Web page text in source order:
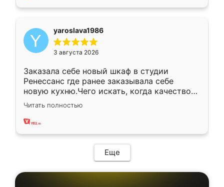
yaroslava1986
3 августа 2026
Заказала себе новый шкаф в студии
Ренессанс где ранее заказывала себе
новую кухню.Чего искать, когда качеством
вполне довольна. Служит кухня уже почти
два года, нареканий нет.
Читать полностью
Еще